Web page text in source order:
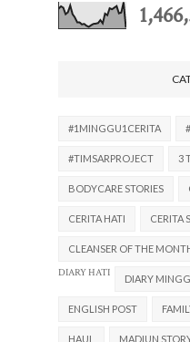
#1MINGGU1CERITA
#TIMSARPROJECT 3
BODYCARE STORIES
CERITA HATI CERITA
CLEANSER OF THE
DIARY HATI DIARY
ENGLISH POST
HAUL MADIUN